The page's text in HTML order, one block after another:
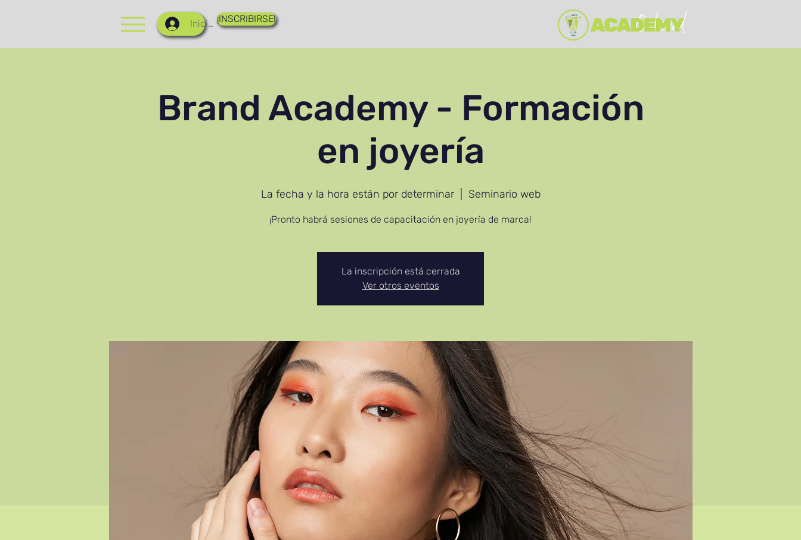
Iniciar sesión
¡INSCRIBIRSE!
Brand Academy - Formación
en joyería
La fecha y la hora están por determinar
  |
Seminario web
¡Pronto habrá sesiones de capacitación en joyería de marca!
La inscripción está cerrada
Ver otros eventos